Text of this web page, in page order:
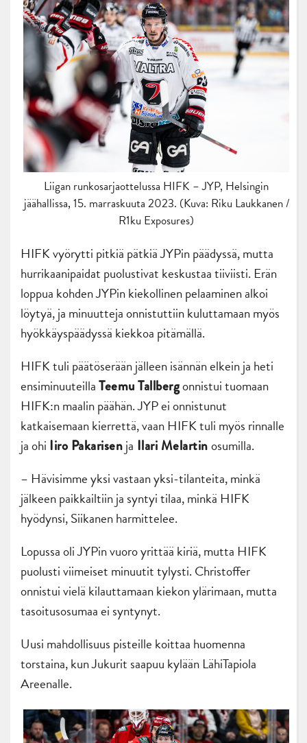
Liigan runkosarjaottelussa HIFK – JYP, Helsingin
jäähallissa, 15. marraskuuta 2023. (Kuva: Riku Laukkanen /
R1ku Exposures)
HIFK vyörytti pitkiä pätkiä JYPin päädyssä, mutta
hurrikaanipaidat puolustivat keskustaa tiiviisti. Erän
loppua kohden JYPin kiekollinen pelaaminen alkoi
löytyä, ja minuutteja onnistuttiin kuluttamaan myös
hyökkäyspäädyssä kiekkoa pitämällä.
HIFK tuli päätöserään jälleen isännän elkein ja heti
ensiminuuteillaTeemu Tallbergonnistui tuomaan
HIFK:n maalin päähän. JYP ei onnistunut
katkaisemaan kierrettä, vaan HIFK tuli myös rinnalle
ja ohi Iiro Pakarisenja Ilari Melartinosumilla.
– Hävisimme yksi vastaan yksi-tilanteita, minkä
jälkeen paikkailtiin ja syntyi tilaa, minkä HIFK
hyödynsi, Siikanen harmittelee.
Lopussa oli JYPin vuoro yrittää kiriä, mutta HIFK
puolusti viimeiset minuutit tylysti. Christoffer
onnistui vielä kilauttamaan kiekon ylärimaan, mutta
tasoitusosumaa ei syntynyt.
Uusi mahdollisuus pisteille koittaa huomenna
torstaina, kun Jukurit saapuu kylään LähiTapiola
Areenalle.